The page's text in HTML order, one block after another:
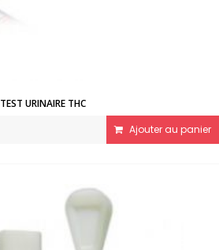
TEST URINAIRE THC
Ajouter au panier